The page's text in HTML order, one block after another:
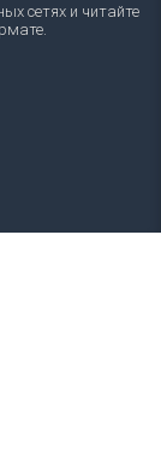
сетях и читайте